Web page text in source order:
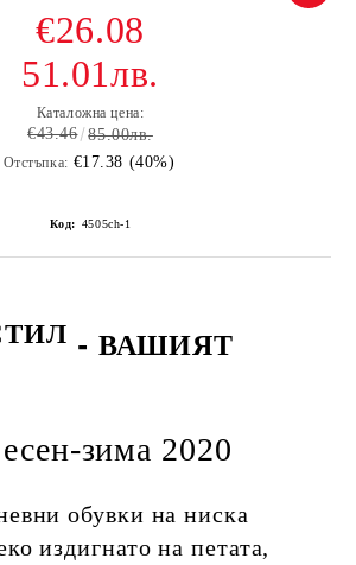
€26.08
51.01лв.
Каталожна цена:
€43.46 85.00лв.
Отстъпка: €17.38 (40%)
Код: 4505ch-1
- ВАШИЯТ
зима 2020
обувки на ниска
издигнато на петата,